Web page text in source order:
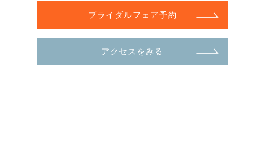
ブライダルフェア予約
アクセスをみる